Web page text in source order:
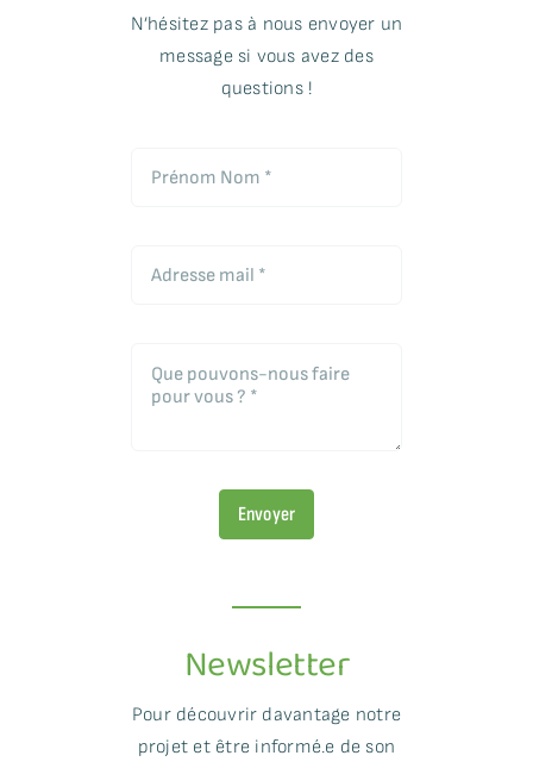
N’hésitez pas à nous envoyer un
message si vous avez des
questions !
Envoyer
Newsletter
Pour découvrir davantage notre
projet et être informé.e de son